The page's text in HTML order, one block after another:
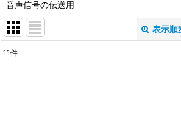
音声信号の伝送用
表示順
11件